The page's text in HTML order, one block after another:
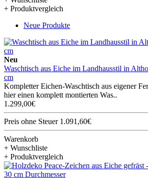
+ Produktvergleich
Neue Produkte
Neu
Waschtisch aus Eiche im Landhausstil in
cm
Kompletter Eichen-Waschtisch aus eigener
hier einen komplett montierten Was..
1.299,00€
Preis ohne Steuer 1.091,60€
Warenkorb
+ Wunschliste
+ Produktvergleich